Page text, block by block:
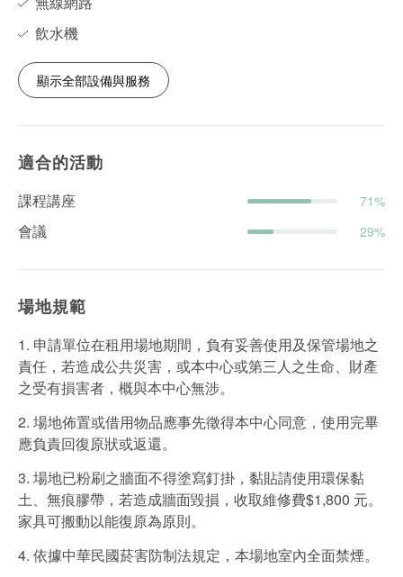
飲水機
顯示全部設備與服務
適合的活動
課程講座 71%
會議 29%
場地規範
1. 申請單位在租用場地期間，負有妥善使用及保管場地之
責任，若造成公共災害，或本中心或第三人之⽣命、財產
之受有損害者，概與本中心無涉。
2. 場地佈置或借用物品應事先徵得本中心同意，使用完畢
應負責回復原狀或返還。
3. 場地已粉刷之牆面不得塗寫釘掛，黏貼請使用環保黏
土、無痕膠帶，若造成牆面毀損，收取維修費$1,800 元。
家具可搬動以能復原為原則。
4. 依據中華⺠國菸害防制法規定，本場地室內全面禁煙。